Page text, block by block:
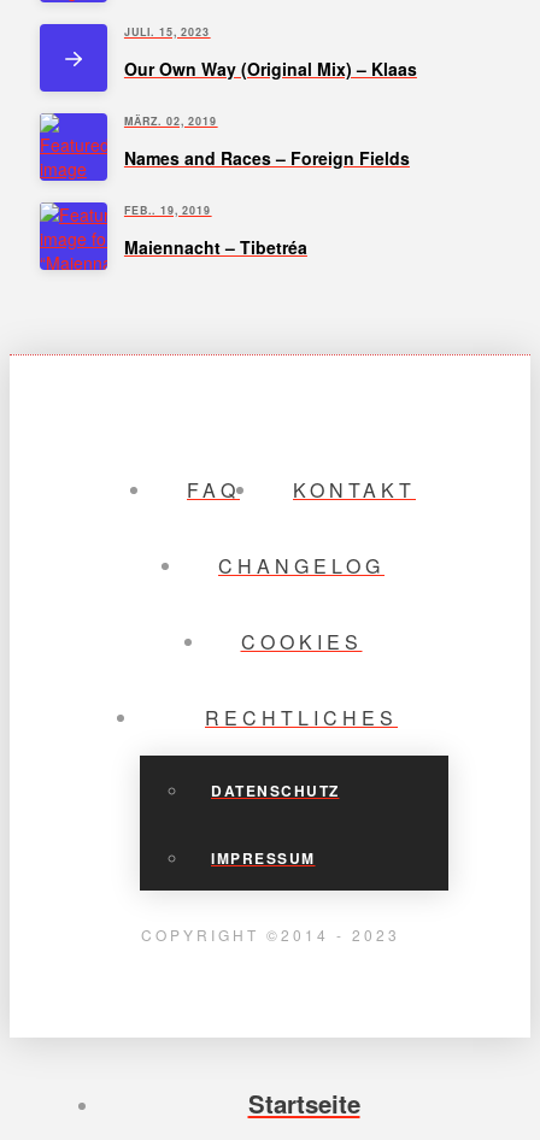
JULI. 15, 2023
Our Own Way (Original Mix) – Klaas
MÄRZ. 02, 2019
Names and Races – Foreign Fields
FEB.. 19, 2019
Maiennacht – Tibetréa
FAQ KONTAKT
CHANGELOG
COOKIES
RECHTLICHES
DATENSCHUTZ
IMPRESSUM
COPYRIGHT ©2014 - 2023
Startseite